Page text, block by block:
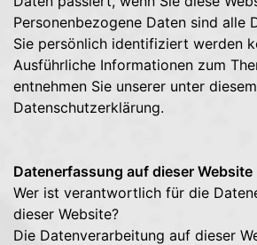
Personenbezogene Daten sind alle
Sie persönlich identifiziert werden
Ausführliche Informationen zum
entnehmen Sie unserer unter
Datenschutzerklärung.
Datenerfassung auf dieser Website
Wer ist verantwortlich für die
dieser Website?
Die Datenverarbeitung auf dieser